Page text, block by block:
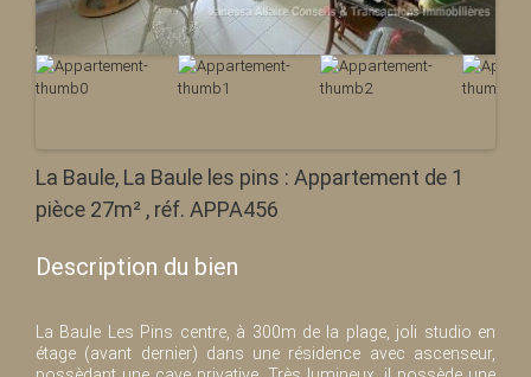
La Baule, La Baule les pins : Appartement de 1
pièce 27m² , réf. APPA456
Description du bien
La Baule Les Pins centre, à 300m de la plage, joli studio en
étage (avant dernier) dans une résidence avec ascenseur,